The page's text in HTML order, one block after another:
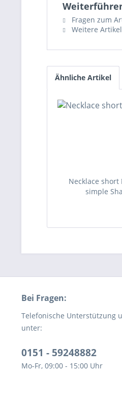
Fragen zum
Weitere
Ähnliche Artikel
Necklace short
simple
Bei Fragen:
Telefonische Unterstützung
unter:
0151 - 59248882
Mo-Fr, 09:00 - 15:00 Uhr